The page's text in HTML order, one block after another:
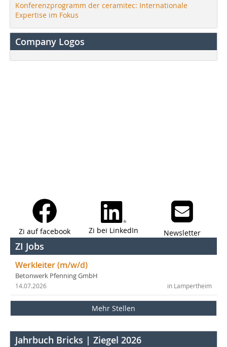
Konferenzprogramm der ceramitec: Internationale
Expertise im Fokus
Company Logos
Zi auf facebook Zi bei LinkedIn Newsletter
ZI Jobs
Werkleiter (m/w/d)
Betonwerk Pfenning GmbH
in Lampertheim
14.07.2026
Mehr Stellen
Jahrbuch Bricks | Ziegel 2026